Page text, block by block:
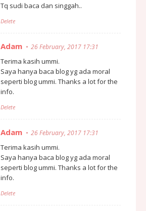
Tq sudi baca dan singgah..
Delete
Adam 26 February, 2017 17:31
Terima kasih ummi.
Saya hanya baca blog yg ada moral
seperti blog ummi. Thanks a lot for the
info.
Delete
Adam 26 February, 2017 17:31
Terima kasih ummi.
Saya hanya baca blog yg ada moral
seperti blog ummi. Thanks a lot for the
info.
Delete